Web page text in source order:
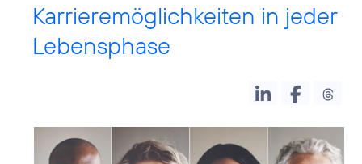
Karrieremöglichkeiten in jeder
Lebensphase